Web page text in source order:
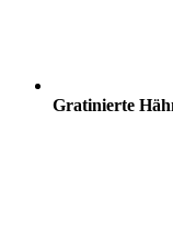
Gratinierte